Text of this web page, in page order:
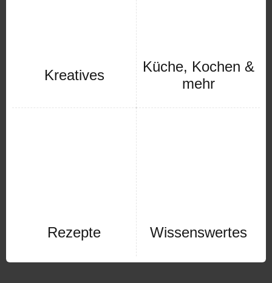
Kreatives
Küche, Kochen &
mehr
Rezepte Wissenswertes